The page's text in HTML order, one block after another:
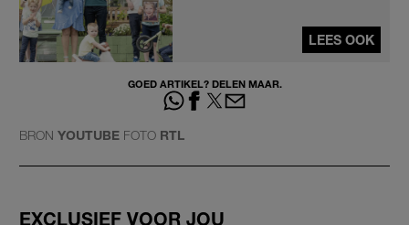
LEES OOK
GOED ARTIKEL? DELEN MAAR.
BRON YOUTUBE FOTO RTL
EXCLUSIEF VOOR JOU